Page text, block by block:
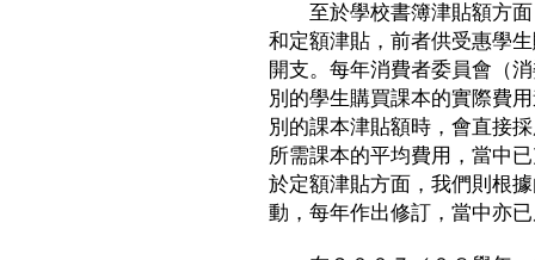
至於學校書簿津貼額方面
和定額津貼，前者供受惠學
開支。每年消費者委員會（
別的學生購買課本的實際費
別的課本津貼額時，會直接
所需課本的平均費用，當中
於定額津貼方面，我們則根
動，每年作出修訂，當中亦